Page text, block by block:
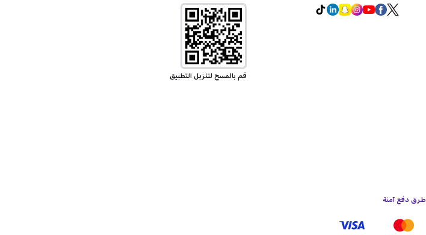
قم بالمسح لتنزيل التطبيق
طرق دفع آمنة